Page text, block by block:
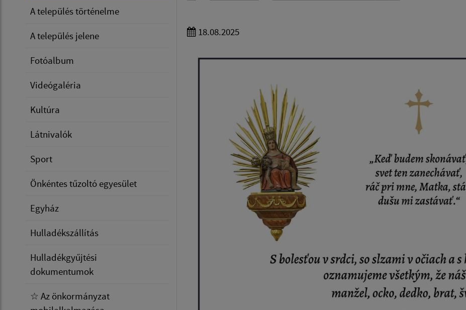
A település történelme
A település jelene
Fotóalbum
Videógaléria
Kultúra
Látnivalók
Sport
Önkéntes tűzoltó egyesület
Egyház
Hulladékszállítás
Hulladékgyűjtési
dokumentumok
☆ Az önkormányzat
18.08.2025